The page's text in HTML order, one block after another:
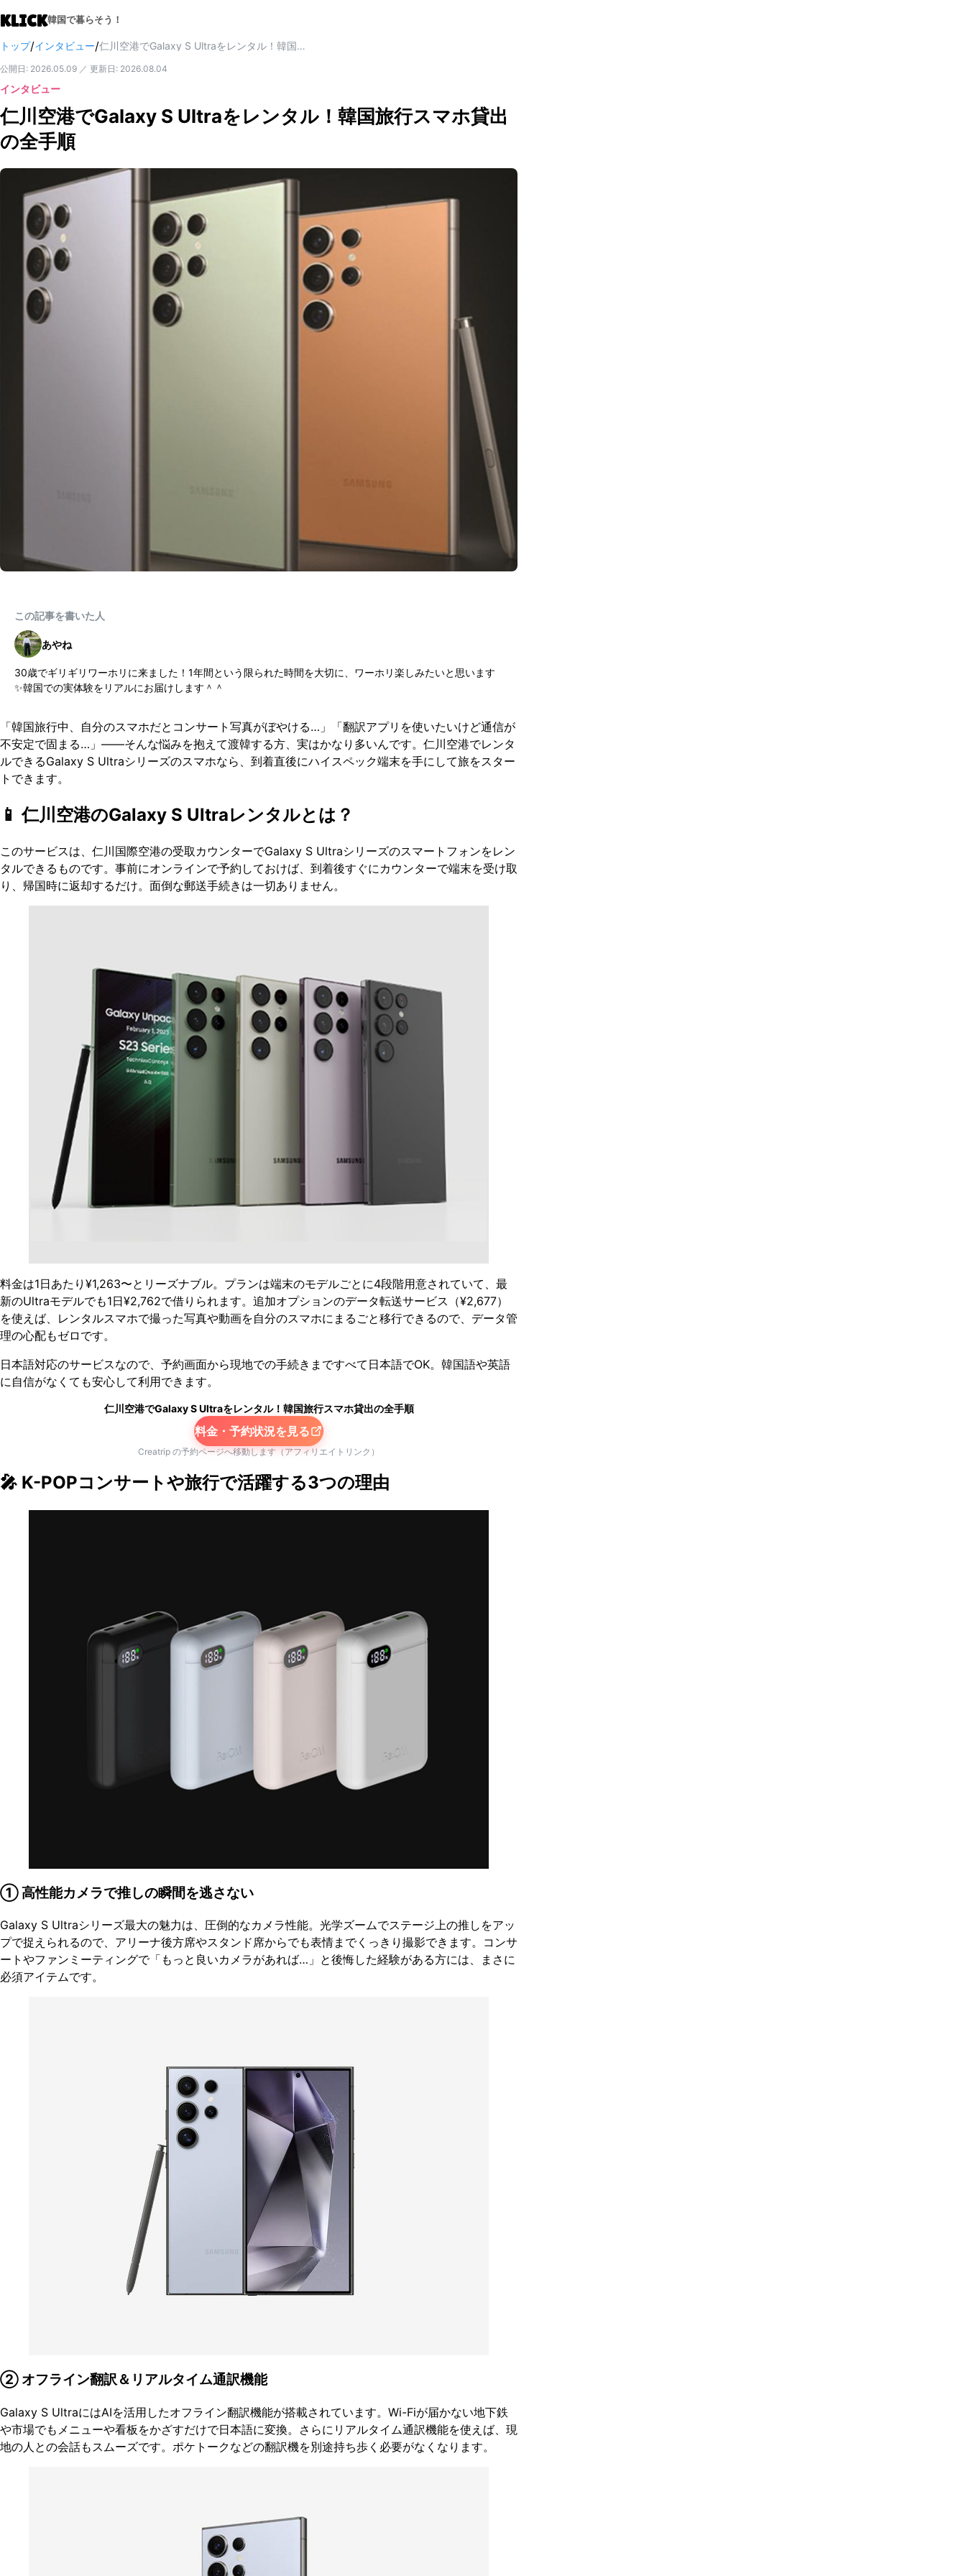
KLICK韓国で暮らそう！
トップ/インタビュー/ 仁川空港でGalaxy S Ultraをレンタル！韓国旅行スマホ貸出の全手順
公開日 : 2026.05.09 ／ 更新日 : 2026.08.04
インタビュー
仁川空港でGalaxy S Ultraをレンタル！韓国旅行スマホ貸出
の全手順
この記事を書いた人
あやね
30歳でギリギリワーホリに来ました！1年間という限られた時間を大切に、ワーホリ楽しみたいと思います
✨韓国での実体験をリアルにお届けします＾＾
「韓国旅行中、自分のスマホだとコンサート写真がぼやける…」「翻訳アプリを使いたいけど通信が
不安定で固まる…」——そんな悩みを抱えて渡韓する方、実はかなり多いんです。仁川空港でレンタ
ルできるGalaxy S Ultraシリーズのスマホなら、到着直後にハイスペック端末を手にして旅をスター
トできます。
📱 仁川空港のGalaxy S Ultraレンタルとは？
このサービスは、仁川国際空港の受取カウンターでGalaxy S Ultraシリーズのスマートフォンをレン
タルできるものです。事前にオンラインで予約しておけば、到着後すぐにカウンターで端末を受け取
り、帰国時に返却するだけ。面倒な郵送手続きは一切ありません。
料金は1日あたり¥1,263〜とリーズナブル。プランは端末のモデルごとに4段階用意されていて、最
新のUltraモデルでも1日¥2,762で借りられます。追加オプションのデータ転送サービス（¥2,677）
を使えば、レンタルスマホで撮った写真や動画を自分のスマホにまるごと移行できるので、データ管
理の心配もゼロです。
日本語対応のサービスなので、予約画面から現地での手続きまですべて日本語でOK。韓国語や英語
に自信がなくても安心して利用できます。
仁川空港でGalaxy S Ultraをレンタル！韓国旅行スマホ貸出の全手順
料金・予約状況を見る
Creatrip の予約ページへ移動します（アフィリエイトリンク）
🎤 K-POPコンサートや旅行で活躍する3つの理由
① 高性能カメラで推しの瞬間を逃さない
Galaxy S Ultraシリーズ最大の魅力は、圧倒的なカメラ性能。光学ズームでステージ上の推しをアッ
プで捉えられるので、アリーナ後方席やスタンド席からでも表情までくっきり撮影できます。コンサ
ートやファンミーティングで「もっと良いカメラがあれば…」と後悔した経験がある方には、まさに
必須アイテムです。
② オフライン翻訳＆リアルタイム通訳機能
Galaxy S UltraにはAIを活用したオフライン翻訳機能が搭載されています。Wi-Fiが届かない地下鉄
や市場でもメニューや看板をかざすだけで日本語に変換。さらにリアルタイム通訳機能を使えば、現
地の人との会話もスムーズです。ポケトークなどの翻訳機を別途持ち歩く必要がなくなります。